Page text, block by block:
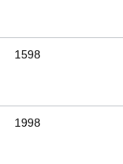
1598
1998